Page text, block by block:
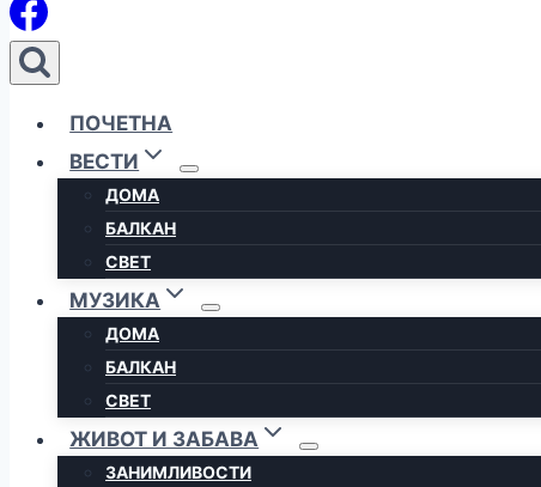
ПОЧЕТНА
ВЕСТИ
ДОМА
БАЛКАН
СВЕТ
МУЗИКА
ДОМА
БАЛКАН
СВЕТ
ЖИВОТ И ЗАБАВА
ЗАНИМЛИВОСТИ